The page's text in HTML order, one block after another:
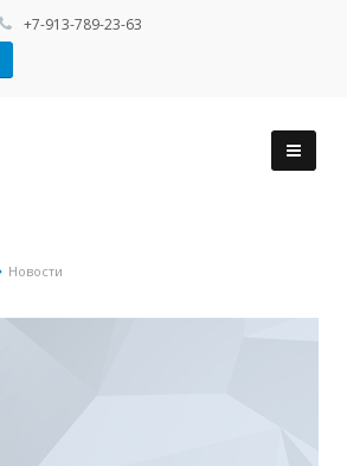
+7-913-789-23-63
Новости